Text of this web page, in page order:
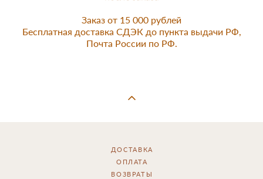
Заказ от 15 000 рублей
Бесплатная доставка СДЭК до пункта выдачи РФ,
Почта России по РФ.
ДОСТАВКА
ОПЛАТА
ВОЗВРАТЫ